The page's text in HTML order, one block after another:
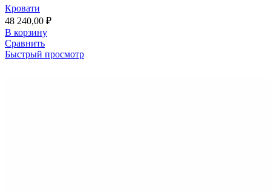
Кровати
48 240,00 ₽
В корзину
Сравнить
Быстрый просмотр